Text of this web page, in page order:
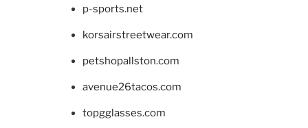
p-sports.net
korsairstreetwear.com
petshopallston.com
avenue26tacos.com
topgglasses.com